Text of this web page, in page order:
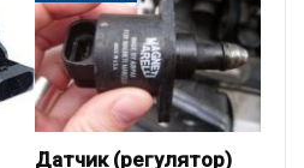
Датчик (регулятор)